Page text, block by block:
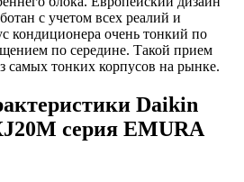
с учетом всех реалий и
кондиционера очень тонкий по
по середине. Такой прием
самых тонких корпусов на рынке.
Daikin
серия EMURA